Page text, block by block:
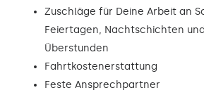
Zuschläge für Deine Arbeit an
Feiertagen, Nachtschichten und
Überstunden
Fahrtkostenerstattung
Feste Ansprechpartner